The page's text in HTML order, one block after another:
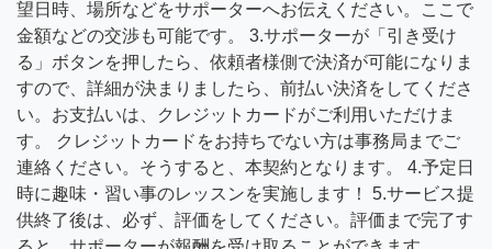
望日時、場所などをサポーターへお伝えください。ここで
金額などの交渉も可能です。 3.サポーターが「引き受け
る」ボタンを押したら、依頼者様側で決済が可能になりま
すので、詳細が決まりましたら、前払い決済をしてくださ
い。お支払いは、クレジットカードがご利用いただけま
す。 クレジットカードをお持ちでない方は事務局までご
連絡ください。そうすると、本契約となります。 4.予定日
時に趣味・習い事のレッスンを実施します！ 5.サービス提
供終了後は、必ず、評価をしてください。評価まで完了す